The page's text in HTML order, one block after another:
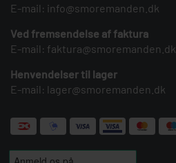
E-mail: info@smoremanden.dk
Ved fremsendelse af faktura
E-mail: faktura@smoremanden.dk
Henvendelser til lager
E-mail: lager@smoremanden.dk